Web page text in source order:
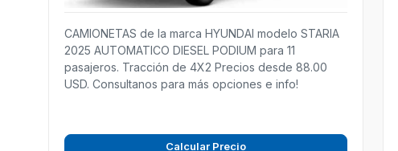
CAMIONETAS de la marca HYUNDAI modelo STARIA
2025 AUTOMATICO DIESEL PODIUM para 11
pasajeros. Tracción de 4X2 Precios desde 88.00
USD. Consultanos para más opciones e info!
Calcular Precio